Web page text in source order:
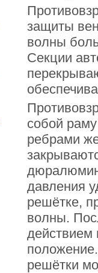
защиты
волны
Секции
собой
ребрами
давления
решётке,
волны.
действием
решётки